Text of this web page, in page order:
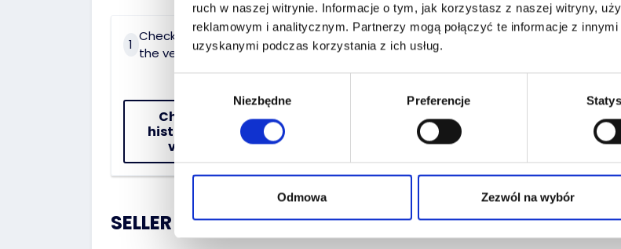
ruch w naszej witrynie. Informacje o tym, jak korzystasz z naszej witryny,
reklamowym i analitycznym. Partnerzy mogą połączyć te informacje z
uzyskanymi podczas korzystania z ich usług.
zgody
Niezbędne Preferencje
Odmowa Zezwól na wybór
1
Check the history of
the vehicle
Check the
history of the
vehicle
2
On the historiapojazd.gov.pl website enter the
data:
VIN No.:
VF7DDNFP6JJ690713
Date of first reg.:
SELLER : Localization: